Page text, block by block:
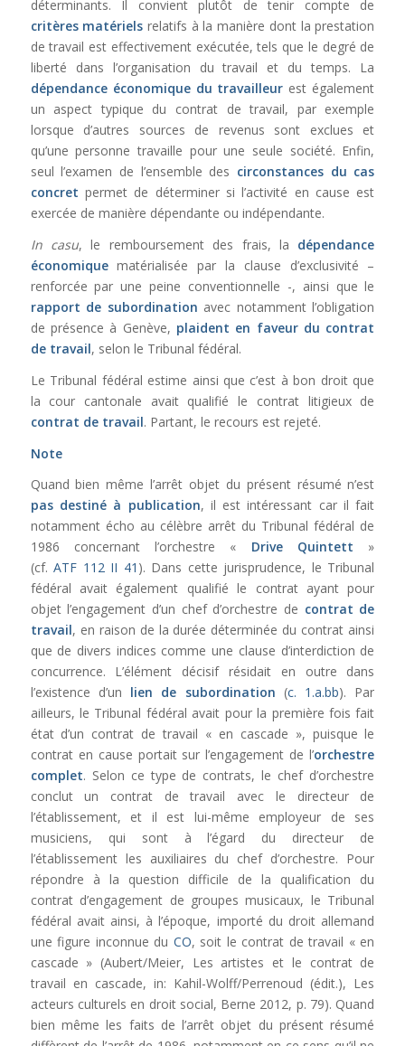
déterminants. Il convient plutôt de tenir compte de
critères matérielsrelatifs à la manière dont la prestation
de travail est effectivement exécutée, tels que le degré de
liberté dans l’organisation du travail et du temps. La
dépendance économique du travailleur est également
un aspect typique du contrat de travail, par exemple
lorsque d’autres sources de revenus sont exclues et
qu’une personne travaille pour une seule société. Enfin,
seul l’examen de l’ensemble des circonstances du cas
concret permet de déterminer si l’activité en cause est
exercée de manière dépendante ou indépendante.
In casu, le remboursement des frais, la dépendance
économiquematérialisée par la clause d’exclusivité –
renforcée par une peine conventionnelle -, ainsi que le
rapport de subordination avec notamment l’obligation
de présence à Genève, plaident en faveur du contrat
de travail, selon le Tribunal fédéral.
Le Tribunal fédéral estime ainsi que c’est à bon droit que
la cour cantonale avait qualifié le contrat litigieux de
contrat de travail. Partant, le recours est rejeté.
Note
Quand bien même l’arrêt objet du présent résumé n’est
pas destiné à publication, il est intéressant car il fait
notamment écho au célèbre arrêt du Tribunal fédéral de
1986 concernant l’orchestre « Drive Quintett »
(cf.ATF 112 II 41 ). Dans cette jurisprudence, le Tribunal
fédéral avait également qualifié le contrat ayant pour
objet l’engagement d’un chef d’orchestre de contrat de
travail, en raison de la durée déterminée du contrat ainsi
que de divers indices comme une clause d’interdiction de
concurrence. L’élément décisif résidait en outre dans
l’existence d’un lien de subordination (c. 1.a.bb). Par
ailleurs, le Tribunal fédéral avait pour la première fois fait
état d’un contrat de travail « en cascade », puisque le
contrat en cause portait sur l’engagement de l’orchestre
complet. Selon ce type de contrats,le chef d’orchestre
conclut un contrat de travail avec le directeur de
l’établissement, et il est lui-même employeur de ses
musiciens, qui sont à l’égard du directeur de
l’établissement les auxiliaires du chef d’orchestre. Pour
répondre à la question difficile de la qualification du
contrat d’engagement de groupes musicaux, le Tribunal
fédéral avait ainsi, à l’époque, importé du droit allemand
une figure inconnue du CO, soit le contrat de travail « en
cascade » (Aubert/Meier, Les artistes et le contrat de
travail en cascade, in: Kahil-Wolff/Perrenoud (édit.), Les
acteurs culturels en droit social, Berne 2012, p. 79). Quand
bien même les faits de l’arrêt objet du présent résumé